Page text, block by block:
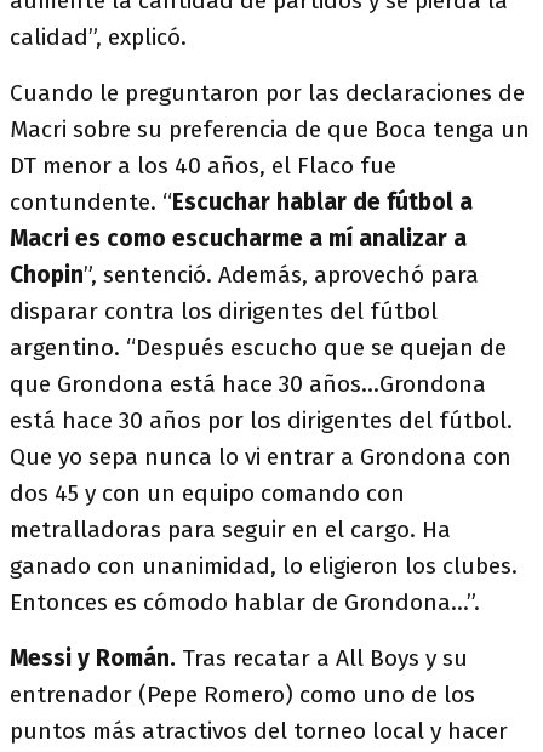
calidad”, explicó.
Cuando le preguntaron por las declaraciones de
Macri sobre su preferencia de que Boca tenga un
DT menor a los 40 años, el Flaco fue
contundente. “Escuchar hablar de fútbol a
Macri es como escucharme a mí analizar a
Chopin”, sentenció. Además, aprovechó para
disparar contra los dirigentes del fútbol
argentino. “Después escucho que se quejan de
que Grondona está hace 30 años...Grondona
está hace 30 años por los dirigentes del fútbol.
Que yo sepa nunca lo vi entrar a Grondona con
dos 45 y con un equipo comando con
metralladoras para seguir en el cargo. Ha
ganado con unanimidad, lo eligieron los clubes.
Entonces es cómodo hablar de Grondona...”.
Messi y Román. Tras recatar a All Boys y su
entrenador (Pepe Romero) como uno de los
puntos más atractivos del torneo local y hacer